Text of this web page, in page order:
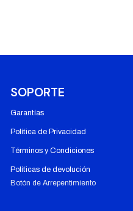
SOPORTE
Garantías
Política de Privacidad
Términos y Condiciones
Políticas de devolución
Botón de Arrepentimiento